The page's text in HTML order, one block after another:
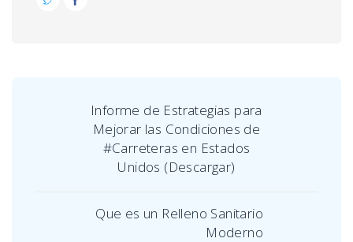
Informe de Estrategias para
Mejorar las Condiciones de
#Carreteras en Estados
Unidos (Descargar)
Que es un Relleno Sanitario
Moderno